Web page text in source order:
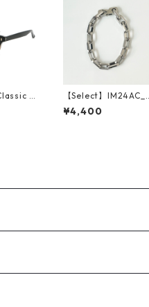
S
Q
(Bl
【Select】IM24AC_B
RL004 / Square Met
al Bracelet（Silver）
¥4,400